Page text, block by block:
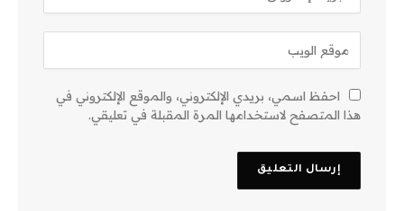
احفظ اسمي، بريدي الإلكتروني، والموقع الإلكتروني في
هذا المتصفح لاستخدامها المرة المقبلة في تعليقي.